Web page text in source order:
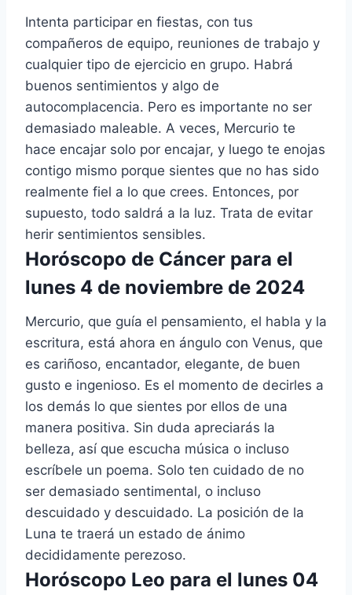
Intenta participar en fiestas, con tus
compañeros de equipo, reuniones de trabajo y
cualquier tipo de ejercicio en grupo. Habrá
buenos sentimientos y algo de
autocomplacencia. Pero es importante no ser
demasiado maleable. A veces, Mercurio te
hace encajar solo por encajar, y luego te enojas
contigo mismo porque sientes que no has sido
realmente fiel a lo que crees. Entonces, por
supuesto, todo saldrá a la luz. Trata de evitar
herir sentimientos sensibles.
Horóscopo de Cáncer para el
lunes 4 de noviembre de 2024
Mercurio, que guía el pensamiento, el habla y la
escritura, está ahora en ángulo con Venus, que
es cariñoso, encantador, elegante, de buen
gusto e ingenioso. Es el momento de decirles a
los demás lo que sientes por ellos de una
manera positiva. Sin duda apreciarás la
belleza, así que escucha música o incluso
escríbele un poema. Solo ten cuidado de no
ser demasiado sentimental, o incluso
descuidado y descuidado. La posición de la
Luna te traerá un estado de ánimo
decididamente perezoso.
Horóscopo Leo para el lunes 04